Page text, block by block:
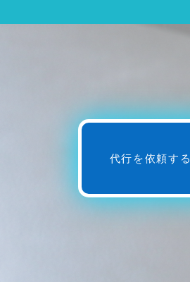
代行を依頼する